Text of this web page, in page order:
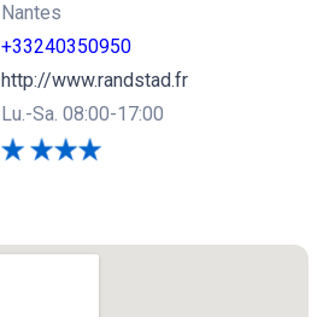
Nantes
+33240350950
http://www.randstad.fr
Lu.-Sa. 08:00-17:00